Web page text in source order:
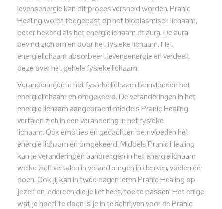
levensenergie kan dit proces versneld worden. Pranic
Healing wordt toegepast op het bioplasmisch lichaam,
beter bekend als het energielichaam of aura. De aura
bevind zich om en door het fysieke lichaam. Het
energielichaam absorbeert levensenergie en verdeelt
deze over het gehele fysieke lichaam.
Veranderingen in het fysieke lichaam beïnvloeden het
energielichaam en omgekeerd. De veranderingen in het
energie lichaam aangebracht middels Pranic Healing,
vertalen zich in een verandering in het fysieke
lichaam. Ook emoties en gedachten beïnvloeden het
energie lichaam en omgekeerd. Middels Pranic Healing
kan je veranderingen aanbrengen in het energielichaam
welke zich vertalen in veranderingen in denken, voelen en
doen. Ook jij kan in twee dagen leren Pranic Healing op
jezelf en iedereen die je lief hebt, toe te passen! Het enige
wat je hoeft te doen is je in te schrijven voor de Pranic